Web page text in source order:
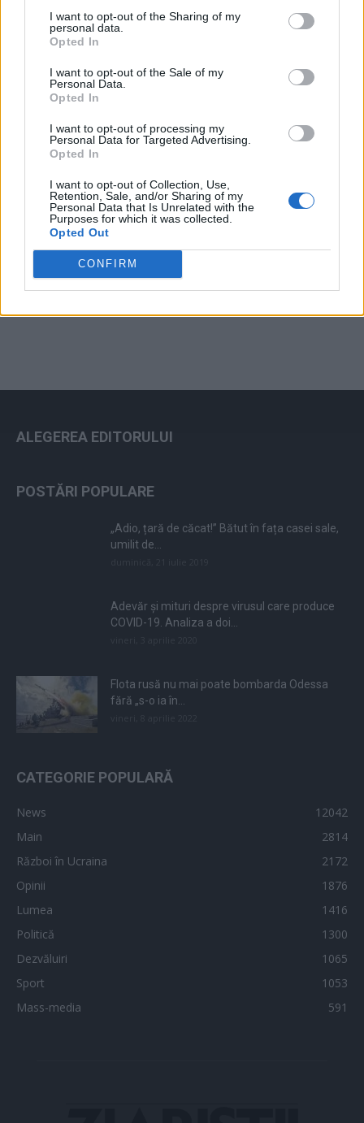
I want to opt-out of the Sharing of my
personal data.
Opted In
I want to opt-out of the Sale of my
Personal Data.
Opted In
I want to opt-out of processing my
Personal Data for Targeted Advertising.
Opted In
I want to opt-out of Collection, Use,
Retention, Sale, and/or Sharing of my
Personal Data that Is Unrelated with the
Purposes for which it was collected.
Opted Out
CONFIRM
Altul
Arată rezultatele
ad
ALEGEREA EDITORULUI
POSTĂRI POPULARE
„Adio, țară de căcat!” Bătut în fața casei sale,
umilit de...
Adevăr și mituri despre virusul care produce
COVID-19. Analiza a doi...
Flota rusă nu mai poate bombarda Odessa
fără „s-o ia în...
CATEGORIE POPULARĂ
News
12042
Main
2814
Război în Ucraina
2172
Opinii
1876
Lumea
1416
Politică
1300
Dezvăluiri
1065
Sport
1053
Mass-media
591